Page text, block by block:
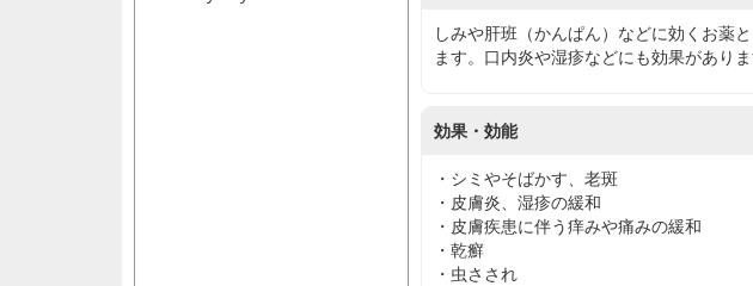
しみや肝班（かんぱん）などに効くお薬
ます。口内炎や湿疹などにも効果があり
効果・効能
・シミやそばかす、老斑
・皮膚炎、湿疹の緩和
・皮膚疾患に伴う痒みや痛みの緩和
・乾癬
・虫さされ